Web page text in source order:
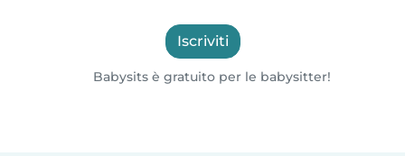
Iscriviti
Babysits è gratuito per le babysitter!